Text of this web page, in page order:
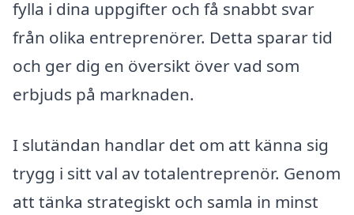
fylla i dina uppgifter och få snabbt svar
från olika entreprenörer. Detta sparar tid
och ger dig en översikt över vad som
erbjuds på marknaden.
I slutändan handlar det om att känna sig
trygg i sitt val av totalentreprenör. Genom
att tänka strategiskt och samla in minst